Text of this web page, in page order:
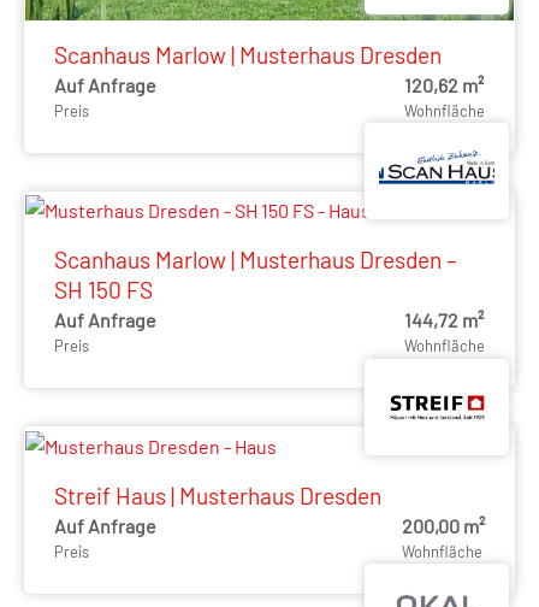
Scanhaus Marlow | Musterhaus Dresden
Auf Anfrage
Preis
120,62 m²
Wohnfläche
Scanhaus Marlow | Musterhaus Dresden –
SH 150 FS
Auf Anfrage
Preis
144,72 m²
Wohnfläche
Streif Haus | Musterhaus Dresden
Auf Anfrage
Preis
200,00 m²
Wohnfläche